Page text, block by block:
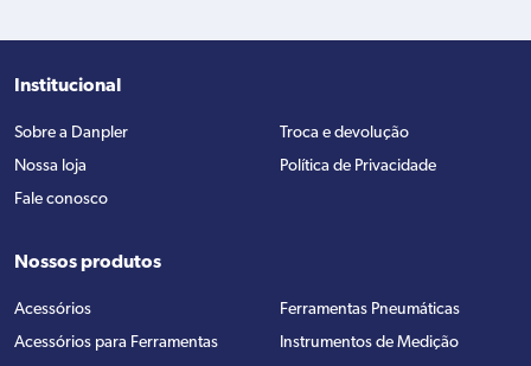
Institucional
Sobre a Danpler
Nossa loja
Fale conosco
Troca e devolução
Política de Privacidade
Nossos produtos
Acessórios
Acessórios para Ferramentas
Ferramentas Pneumáticas
Instrumentos de Medição